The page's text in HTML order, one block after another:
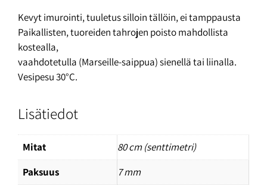
Kevyt imurointi, tuuletus silloin tällöin, ei tamppausta
Paikallisten, tuoreiden tahrojen poisto mahdollista
kostealla,
vaahdotetulla (Marseille-saippua) sienellä tai liinalla.
Vesipesu 30°C.
Lisätiedot
Mitat
80 cm (senttimetri)
Paksuus
7 mm